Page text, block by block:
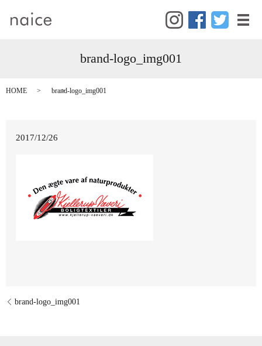
メ
brand-logo_img001
HOME brand-logo_img001
2017/12/26
brand-logo_img001